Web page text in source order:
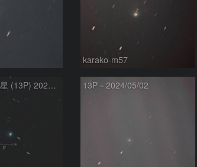
karako-m57
オルバース彗星 (13P) 2024.5.2 13P－2024/05/02